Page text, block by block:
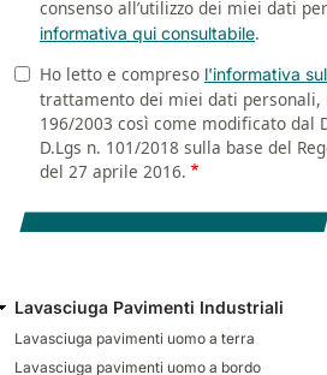
consenso all’utilizzo dei miei dati
informativa qui consultabile.
Privacy
Ho letto e compreso l'informativa
trattamento dei miei dati personali,
196/2003 così come modificato dal
D.Lgs n. 101/2018 sulla base del
del 27 aprile 2016.
Lavasciuga Pavimenti Industriali
Lavasciuga pavimenti uomo a terra
Lavasciuga pavimenti uomo a bordo